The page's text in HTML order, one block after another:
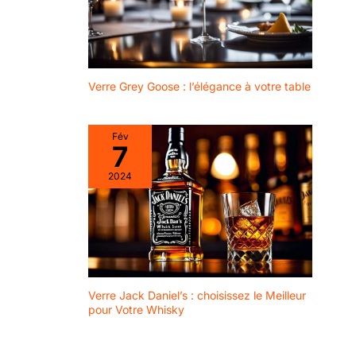
créer des souvenirs
spéciaux avec style et
conscience
environnementale. Lot
avec un emballage
transport et aux
éventuels chocs qui en
découlent. Le soin et
l'attention lors de la
préparation du produit
pour l'expédition,
garantissent au client la
réception d'un produit
tout simplement parfait.
Verre Grey Goose : l’élégance à votre table
Fév
7
2024
Verre Jack Daniel’s : choisissez le Meilleur
pour Votre Whisky